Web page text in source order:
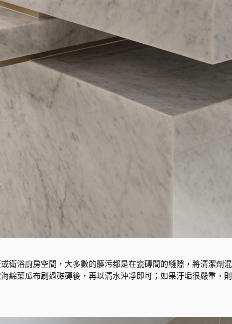
衛浴廚房空間，大多數的髒污都是在瓷磚間的縫隙，將清潔劑混
綿菜瓜布刷過磁磚後，再以清水沖凈即可；如果汙垢很嚴重，則